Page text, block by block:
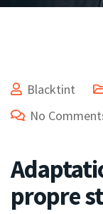
Blacktint
No
propre